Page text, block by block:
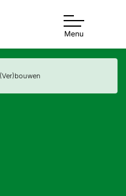
Menu
(Ver)bouwen